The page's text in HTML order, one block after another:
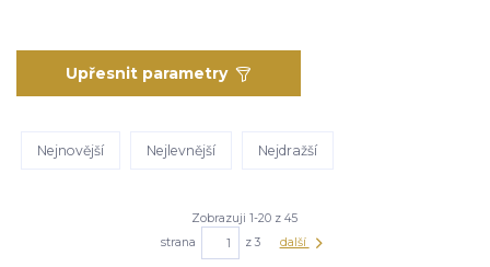
Upřesnit parametry
Nejnovější Nejlevnější Nejdražší
Zobrazuji 1-20 z 45
strana
z 3 další